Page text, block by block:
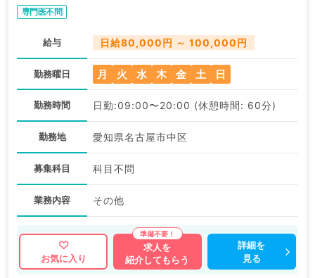
専門医不問
給与 日給80,000円 ～ 100,000円
勤務曜日 月 火 水 木 金 土 日
勤務時間 日勤:09:00〜20:00 (休憩時間: 60分)
勤務地 愛知県名古屋市中区
募集科目 科目不問
業務内容 その他
お気に入り
求人を
紹介してもらう
詳細を
見る